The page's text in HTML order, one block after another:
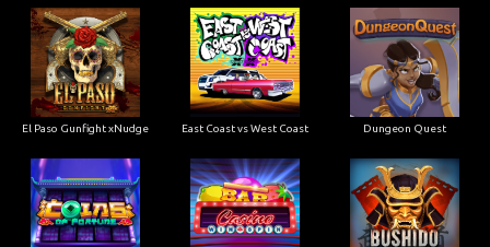
El Paso Gunfight xNudge East Coast vs West Coast Dungeon Quest